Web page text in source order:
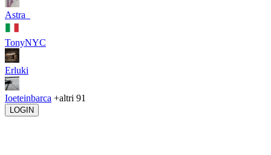
Astra_
TonyNYC
Erluki
Ioeteinbarca +altri 91
LOGIN